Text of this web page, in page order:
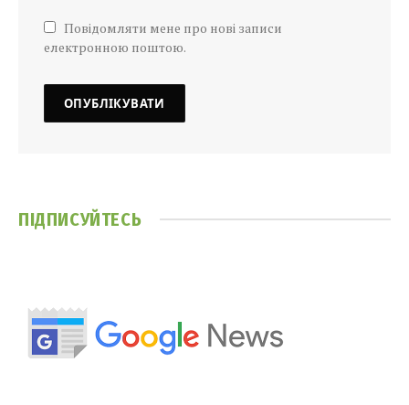
Повідомляти мене про нові записи
електронною поштою.
ПІДПИСУЙТЕСЬ